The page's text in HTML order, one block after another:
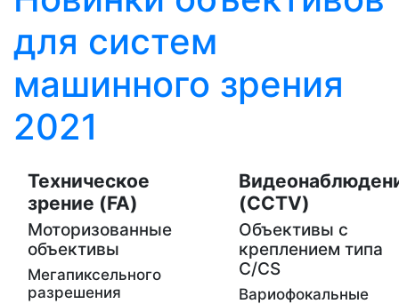
для систем
машинного зрения
2021
Техническое
зрение (FA)
Моторизованные
объективы
Мегапиксельного
разрешения
(CCTV)
Объективы с
креплением типа
C/CS
Вариофокальные